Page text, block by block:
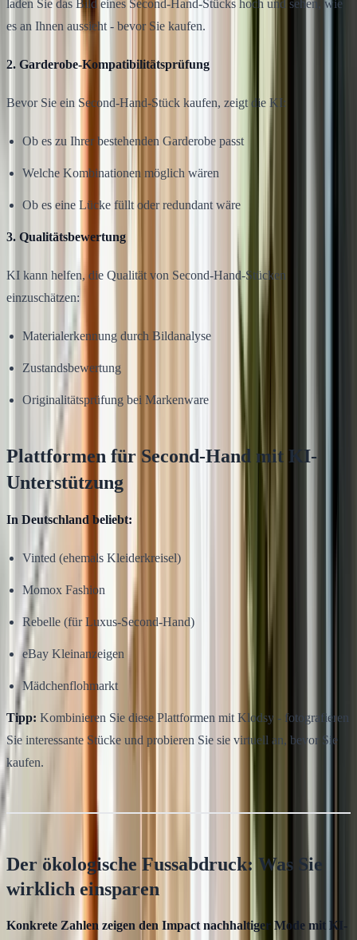
laden Sie das Bild eines Second-Hand-Stücks hoch und sehen, wie
es an Ihnen aussieht - bevor Sie kaufen.
2. Garderobe-Kompatibilitätsprüfung
Bevor Sie ein Second-Hand-Stück kaufen, zeigt die KI:
Ob es zu Ihrer bestehenden Garderobe passt
Welche Kombinationen möglich wären
Ob es eine Lücke füllt oder redundant wäre
3. Qualitätsbewertung
KI kann helfen, die Qualität von Second-Hand-Stücken
einzuschätzen:
Materialerkennung durch Bildanalyse
Zustandsbewertung
Originalitätsprüfung bei Markenware
Plattformen für Second-Hand mit KI-
Unterstützung
In Deutschland beliebt:
Vinted (ehemals Kleiderkreisel)
Momox Fashion
Rebelle (für Luxus-Second-Hand)
eBay Kleinanzeigen
Mädchenflohmarkt
Tipp: Kombinieren Sie diese Plattformen mit Klodsy - fotografieren
Sie interessante Stücke und probieren Sie sie virtuell an, bevor Sie
kaufen.
Der ökologische Fussabdruck: Was Sie
wirklich einsparen
Konkrete Zahlen zeigen den Impact nachhaltiger Mode mit KI-